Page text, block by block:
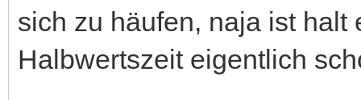
sich zu häufen, naja ist halt
Halbwertszeit eigentlich